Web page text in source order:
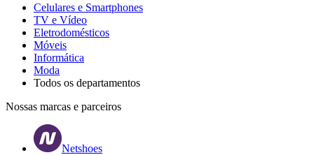
Celulares e Smartphones
TV e Vídeo
Eletrodomésticos
Móveis
Informática
Moda
Todos os departamentos
Nossas marcas e parceiros
Netshoes